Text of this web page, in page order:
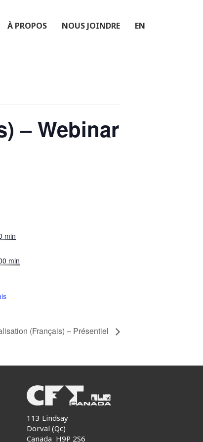
À PROPOS NOUS JOINDRE EN
– Webinar
min
min
(Français) – Présentiel
113 Lindsay
Dorval (Qc)
Canada H9P 2S6